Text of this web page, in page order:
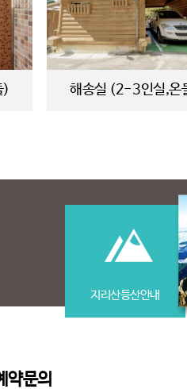
) 해송실 (2-3인실,온
지리산등산안내
약문의